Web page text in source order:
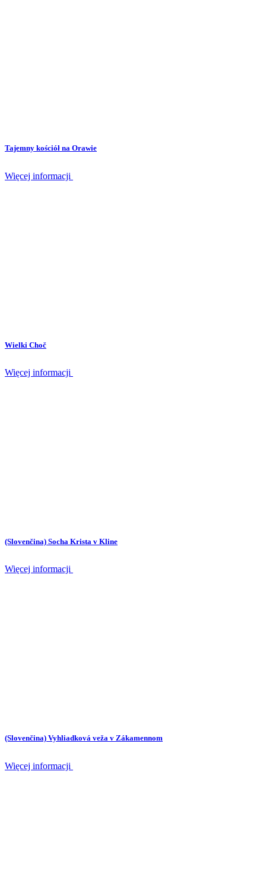
Tajemny kościół na Orawie
Więcej informacji
Wielki Choč
Więcej informacji
(Slovenčina) Socha Krista v Kline
Więcej informacji
(Slovenčina) Vyhliadková veža v Zákamennom
Więcej informacji